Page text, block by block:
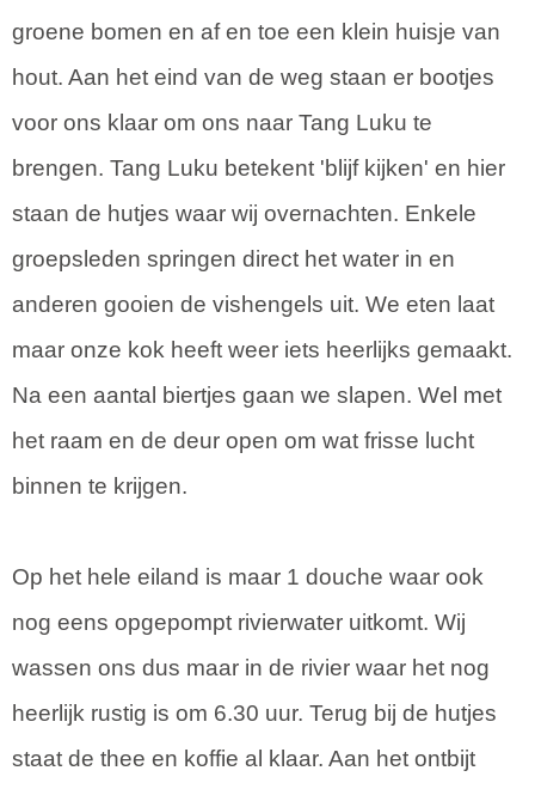
groene bomen en af en toe een klein huisje van
hout. Aan het eind van de weg staan er bootjes
voor ons klaar om ons naar Tang Luku te
brengen. Tang Luku betekent 'blijf kijken' en hier
staan de hutjes waar wij overnachten. Enkele
groepsleden springen direct het water in en
anderen gooien de vishengels uit. We eten laat
maar onze kok heeft weer iets heerlijks gemaakt.
Na een aantal biertjes gaan we slapen. Wel met
het raam en de deur open om wat frisse lucht
binnen te krijgen.
Op het hele eiland is maar 1 douche waar ook
nog eens opgepompt rivierwater uitkomt. Wij
wassen ons dus maar in de rivier waar het nog
heerlijk rustig is om 6.30 uur. Terug bij de hutjes
staat de thee en koffie al klaar. Aan het ontbijt